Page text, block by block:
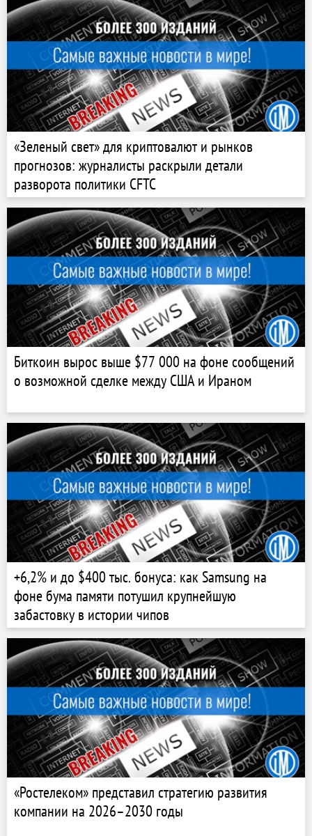
«Зеленый свет» для криптовалют и рынков
прогнозов: журналисты раскрыли детали
разворота политики CFTC
Биткоин вырос выше $77 000 на фоне сообщений
о возможной сделке между США и Ираном
+6,2% и до $400 тыс. бонуса: как Samsung на
фоне бума памяти потушил крупнейшую
забастовку в истории чипов
«Ростелеком» представил стратегию развития
компании на 2026–2030 годы